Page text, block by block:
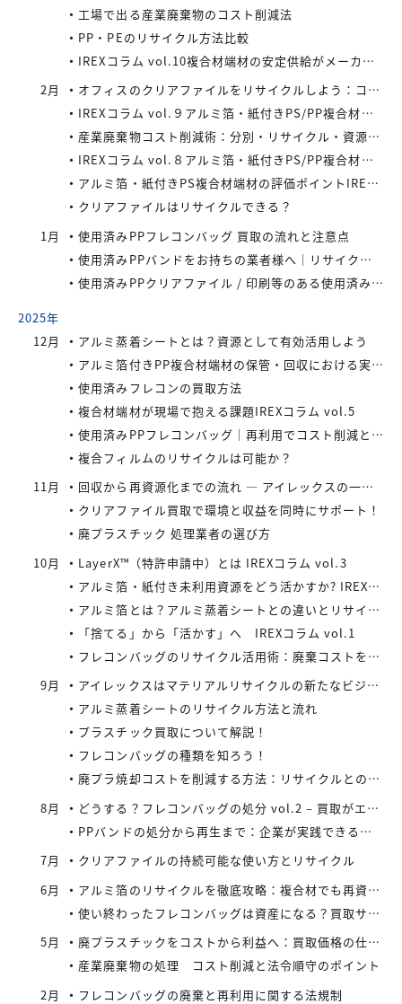
工場で出る産業廃棄物のコスト削減法
PP・PEのリサイクル方法比較
IREXコラム vol.10複合材端材の安定供給がメーカーにもたらすメリット
2月
オフィスのクリアファイルをリサイクルしよう：コストと環境負荷を同時に減らす方法
IREXコラム vol.９アルミ箔・紙付きPS/PP複合材端材の回収スキームと全国対応体制
産業廃棄物コスト削減術：分別・リサイクル・資源化の徹底活用
IREXコラム vol.８アルミ箔・紙付きPS/PP複合材端材をより高く評価するために現場でできること
アルミ箔・紙付きPS複合材端材の評価ポイントIREXコラム vol.7
クリアファイルはリサイクルできる？
1月
使用済みPPフレコンバッグ 買取の流れと注意点
使用済みPPバンドをお持ちの業者様へ｜リサイクル・買取対応中
使用済みPPクリアファイル / 印刷等のある使用済みPPクリアファイルの再資源化とリサイクル方法
2025年
12月
アルミ蒸着シートとは？資源として有効活用しよう
アルミ箔付きPP複合材端材の保管・回収における実務上のポイントIREXコラム vol.6
使用済みフレコンの買取方法
複合材端材が現場で抱える課題IREXコラム vol.5
使用済みPPフレコンバッグ｜再利用でコスト削減と環境負荷軽減を実現
複合フィルムのリサイクルは可能か？
11月
回収から再資源化までの流れ ― アイレックスの一貫処理体制 IREXコラム vol.4
クリアファイル買取で環境と収益を同時にサポート！
廃プラスチック 処理業者の選び方
10月
LayerX™（特許申請中）とは IREXコラム vol.3
アルミ箔・紙付き未利用資源をどう活かすか? IREXコラム vol.2
アルミ箔とは？アルミ蒸着シートとの違いとリサイクルの取り組み
「捨てる」から「活かす」へ IREXコラム vol.1
フレコンバッグのリサイクル活用術：廃棄コストを減らす具体策とは
9月
アイレックスはマテリアルリサイクルの新たなビジネスに着手
アルミ蒸着シートのリサイクル方法と流れ
プラスチック買取について解説！
フレコンバッグの種類を知ろう！
廃プラ焼却コストを削減する方法：リサイクルとの比較で見えてくる最適解
8月
どうする？フレコンバッグの処分 vol.2 – 買取がエコにつながる
PPバンドの処分から再生まで：企業が実践できるコスト効率の高い手法
7月
クリアファイルの持続可能な使い方とリサイクル
6月
アルミ箔のリサイクルを徹底攻略：複合材でも再資源化できる最新手法とアイレックス株式会社の取り組み
使い終わったフレコンバッグは資産になる？買取サービスを活用したリサイクル戦略
5月
廃プラスチックをコストから利益へ：買取価格の仕組みと高値で売るコツ
産業廃棄物の処理 コスト削減と法令順守のポイント
2月
フレコンバッグの廃棄と再利用に関する法規制